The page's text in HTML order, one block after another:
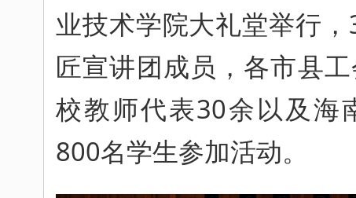
业技术学院大礼堂举行
匠宣讲团成员，各市县
校教师代表30余以及海
800名学生参加活动。